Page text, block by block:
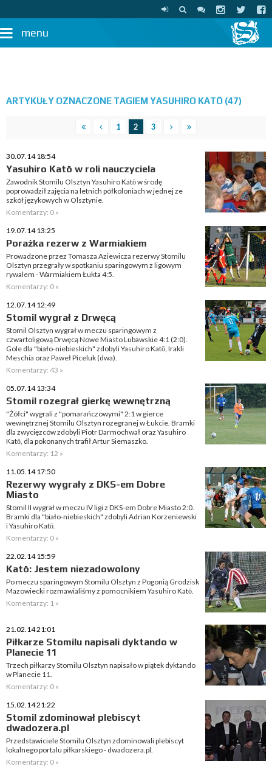
menu
ARTYKUŁY OZNACZONE TAGIEM YASUHIRO KATŌ (47)
1 2 3
30.07.14 18:54
Yasuhiro Katō w roli nauczyciela
Zawodnik Stomilu Olsztyn Yasuhiro Katō w środę
poprowadził zajęcia na letnich półkoloniach w jednej ze
szkół językowych w Olsztynie.
Komentarzy: 0 »
19.07.14 13:25
Porażka rezerw z Warmiakiem
Prowadzone przez Tomasza Aziewicza rezerwy Stomilu
Olsztyn przegrały w spotkaniu sparingowym z ligowym
rywalem - Warmiakiem Łukta 4:5.
Komentarzy: 0 »
12.07.14 12:49
Stomil wygrał z Drwęcą
Stomil Olsztyn wygrał w meczu sparingowym z
czwartoligową Drwęcą Nowe Miasto Lubawskie 4:1 (2:0).
Gole dla "biało-niebieskich" zdobyli Yasuhiro Katō, Irakli
Meschia oraz Paweł Piceluk (dwa).
Komentarzy: 43 »
05.07.14 13:34
Stomil rozegrał gierkę wewnętrzną
"Żółci" wygrali z "pomarańczowymi" 2:1 w gierce
wewnętrznej Stomilu Olsztyn rozegranej w Łukcie. Bramki
dla zwycięzców zdobyli Piotr Darmochwał oraz Yasuhiro
Katō, dla pokonanych trafił Artur Siemaszko.
Komentarzy: 12 »
11.05.14 17:50
Rezerwy wygrały z DKS-em Dobre
Miasto
Stomil II wygrał w meczu IV ligi z DKS-em Dobre Miasto 2:0.
Bramki dla "biało-niebieskich" zdobyli Adrian Korzeniewski
i Yasuhiro Katō.
Komentarzy: 0 »
22.02.14 15:59
Katō: Jestem niezadowolony
Po meczu sparingowym Stomilu Olsztyn z Pogonią Grodzisk
Mazowiecki rozmawialiśmy z pomocnikiem Yasuhiro Katō.
Komentarzy: 1 »
21.02.14 21:01
Piłkarze Stomilu napisali dyktando w
Planecie 11
Trzech piłkarzy Stomilu Olsztyn napisało w piątek dyktando
w Planecie 11.
Komentarzy: 0 »
15.02.14 21:22
Stomil zdominował plebiscyt
dwadozera.pl
Przedstawiciele Stomilu Olsztyn zdominowali plebiscyt
lokalnego portalu piłkarskiego - dwadozera.pl.
Komentarzy: 0 »